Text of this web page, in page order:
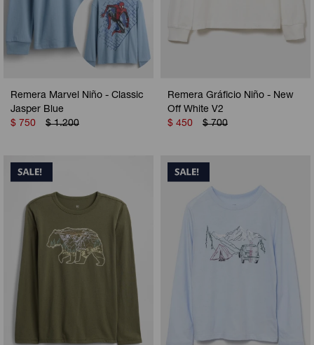
Remera Marvel Niño - Classic
Jasper Blue
$ 750 $ 1.200
Remera Gráficio Niño - New
Off White V2
$ 450 $ 700